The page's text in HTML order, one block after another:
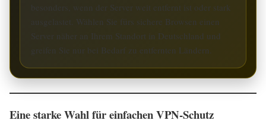
besonders, wenn der Server weit entfernt ist oder stark
ausgelastet. Wählen Sie fürs sichere Browsen einen
Server näher an Ihrem Standort in Deutschland und
greifen Sie nur bei Bedarf zu entfernten Ländern.
Eine starke Wahl für einfachen VPN-Schutz